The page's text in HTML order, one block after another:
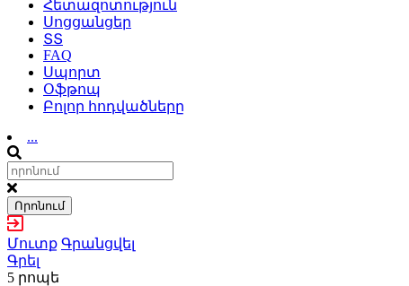
Հետազոտություն
Սոցցանցեր
ՏՏ
FAQ
Սպորտ
Օֆթոպ
Բոլոր հոդվածները
...
Որոնում
Մուտք Գրանցվել
Գրել
5 րոպե